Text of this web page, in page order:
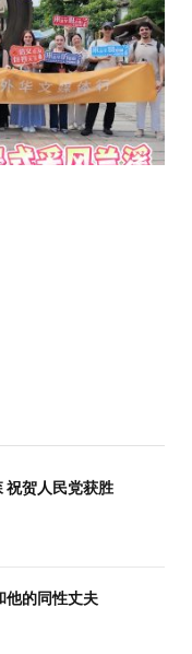
祝贺人民党获胜
他的同性丈夫